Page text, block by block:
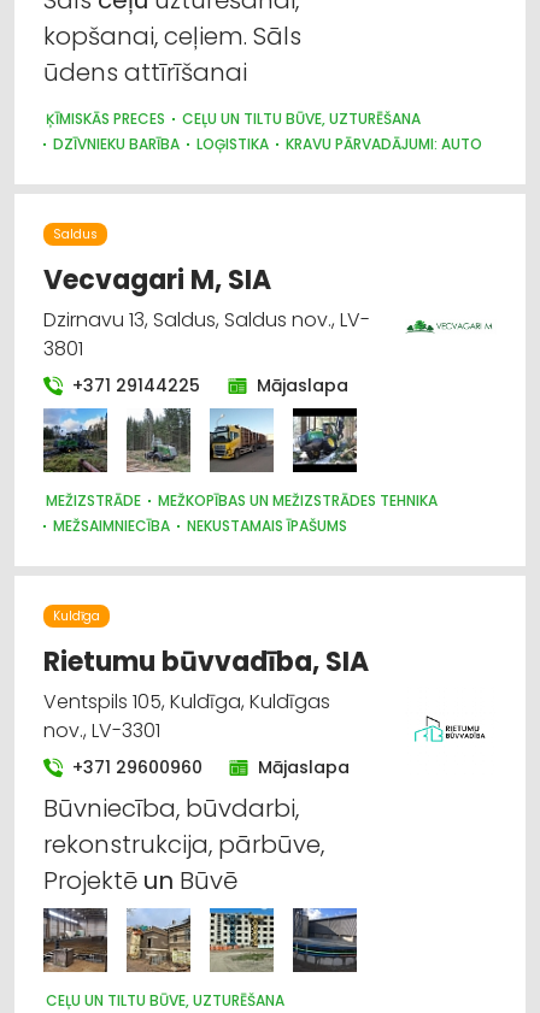
kopšanai, ceļiem. Sāls
ūdens attīrīšanai
ĶĪMISKĀS PRECES
CEĻU UN TILTU BŪVE, UZTURĒŠANA
DZĪVNIEKU BARĪBA
LOĢISTIKA
KRAVU PĀRVADĀJUMI: AUTO
AUTOTRANSPORTS
MUITA
Saldus
Vecvagari M, SIA
Dzirnavu 13, Saldus, Saldus nov., LV-
3801
+371 29144225 Mājaslapa
MEŽIZSTRĀDE
MEŽKOPĪBAS UN MEŽIZSTRĀDES TEHNIKA
MEŽSAIMNIECĪBA
NEKUSTAMAIS ĪPAŠUMS
CEĻU UN TILTU BŪVE, UZTURĒŠANA
Kuldīga
Rietumu būvvadība, SIA
Ventspils 105, Kuldīga, Kuldīgas
nov., LV-3301
+371 29600960 Mājaslapa
Būvniecība, būvdarbi,
rekonstrukcija, pārbūve,
Projektē un Būvē
CEĻU UN TILTU BŪVE, UZTURĒŠANA